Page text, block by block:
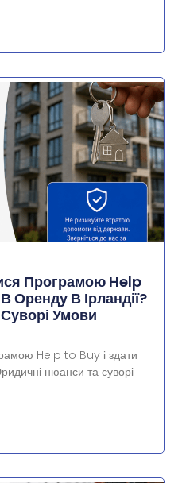
Програмою Help
Оренду В Ірландії?
Умови
Help to Buy і здати
нюанси та суворі